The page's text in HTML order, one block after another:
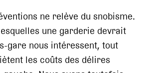
ne relève du snobisme.
une garderie devrait
gare nous intéressent, tout
les coûts des délires